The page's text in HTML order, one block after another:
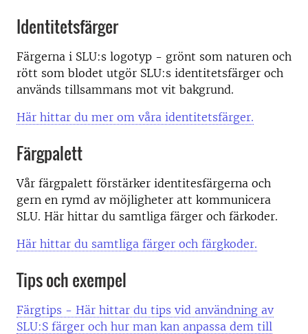
Identitetsfärger
Färgerna i SLU:s logotyp - grönt som naturen och
rött som blodet utgör SLU:s identitetsfärger och
används tillsammans mot vit bakgrund.
Här hittar du mer om våra identitetsfärger.
Färgpalett
Vår färgpalett förstärker identitesfärgerna och
gern en rymd av möjligheter att kommunicera
SLU. Här hittar du samtliga färger och färkoder.
Här hittar du samtliga färger och färgkoder.
Tips och exempel
Färgtips - Här hittar du tips vid användning av
SLU:S färger och hur man kan anpassa dem till